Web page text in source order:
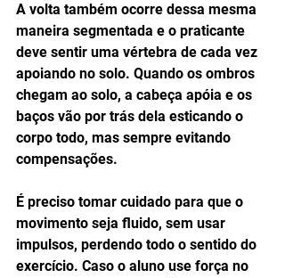
A volta também ocorre dessa mesma
maneira segmentada e o praticante
deve sentir uma vértebra de cada vez
apoiando no solo. Quando os ombros
chegam ao solo, a cabeça apóia e os
baços vão por trás dela esticando o
corpo todo, mas sempre evitando
compensações.
É preciso tomar cuidado para que o
movimento seja fluido, sem usar
impulsos, perdendo todo o sentido do
exercício. Caso o aluno use força no